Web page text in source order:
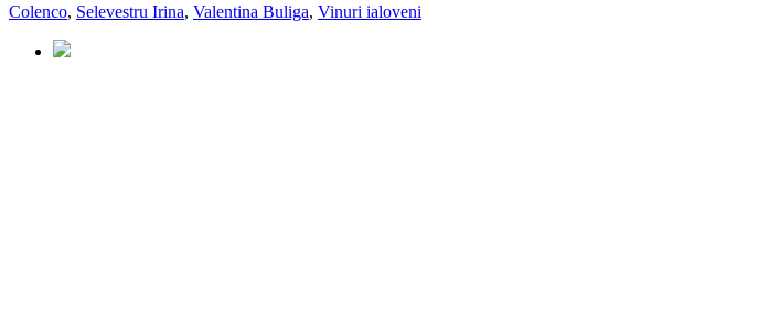
Colenco, Selevestru Irina, Valentina Buliga, Vinuri ialoveni